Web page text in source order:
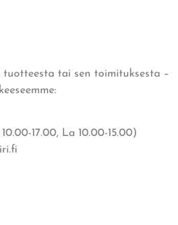
tuotteesta tai sen toimituksesta –
17.00, La 10.00-15.00)